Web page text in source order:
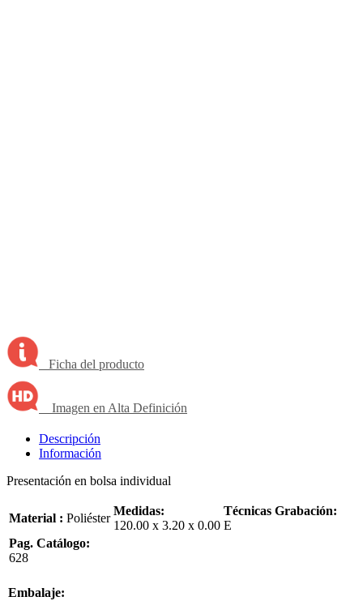
Ficha del producto
Imagen en Alta Definición
Descripción
Información
Presentación en bolsa individual
Material : Poliéster
Medidas:
120.00 x 3.20 x 0.00
Técnicas Grabación:
E
Pag. Catálogo:
628
Embalaje: